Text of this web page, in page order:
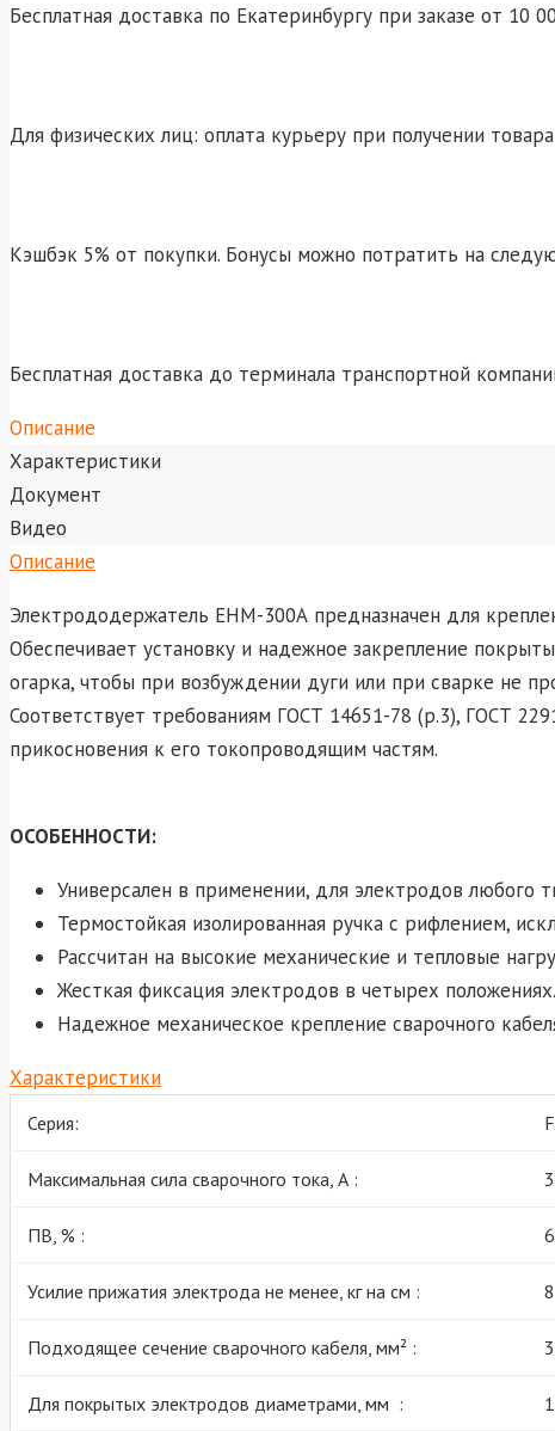
Бесплатная доставка по Екатеринбургу при заказе от 10
Для физических лиц: оплата курьеру при получении
Кэшбэк 5% от покупки. Бонусы можно потратить на
Бесплатная доставка до терминала транспортной
Описание
Характеристики
Документ
Видео
Описание
Электрододержатель ЕНМ-300А предназначен для
Обеспечивает установку и надежное закрепление
огарка, чтобы при возбуждении дуги или при сварке не
Соответствует требованиям ГОСТ 14651-78 (р.3), ГОСТ
прикосновения к его токопроводящим частям.
ОСОБЕННОСТИ:
Универсален в применении, для электродов любого
Термостойкая изолированная ручка с рифлением,
Рассчитан на высокие механические и тепловые
Жесткая фиксация электродов в четырех положениях.
Надежное механическое крепление сварочного
Характеристики
Серия:
Максимальная сила сварочного тока, А :
ПВ, % :
Усилие прижатия электрода не менее, кг на см : 8
Подходящее сечение сварочного кабеля, мм² :
Для покрытых электродов диаметрами, мм :